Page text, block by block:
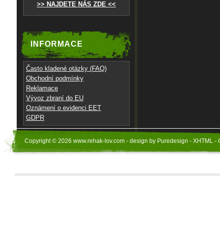
>> NAJDETE NÁS ZDE <<
INFORMACE
Často kladené otázky (FAQ)
Obchodní podmínky
Reklamace
Vývoz zbraní do EU
Oznámení o evidenci EET
GDPR
Copyright © 2026 www.rehak-lov.com - design by Puredesign - XHTML -